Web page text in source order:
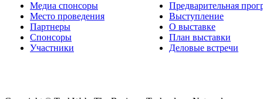
Медиа спонсоры
Место проведения
Партнеры
Спонсоры
Участники
Предварительная
Выступление
О выставке
План выставки
Деловые встречи